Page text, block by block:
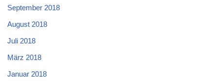
September 2018
August 2018
Juli 2018
März 2018
Januar 2018